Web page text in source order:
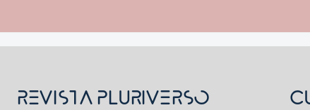
REVISTA PLURIVERSO